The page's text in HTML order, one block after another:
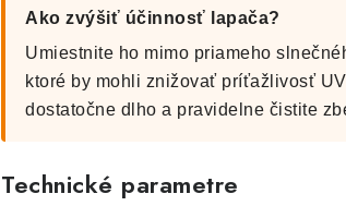
Ako zvýšiť účinnosť lapača?
Umiestnite ho mimo priameho
ktoré by mohli znižovať príťažlivosť
dostatočne dlho a pravidelne čistite
Technické parametre